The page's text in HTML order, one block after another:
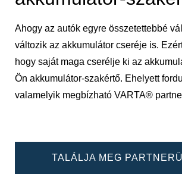
Ahogy az autók egyre összetettebbé
változik az akkumulátor cseréje is.
hogy saját maga cserélje ki az
Ön akkumulátor-szakértő. Ehelyett
valamelyik megbízható VARTA®
TALÁLJA MEG